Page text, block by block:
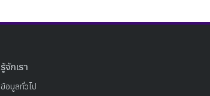
รู้จักเรา
ข้อมูลทั่วไป